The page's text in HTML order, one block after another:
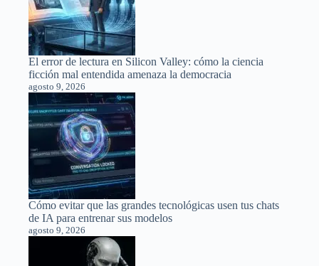
El error de lectura en Silicon Valley: cómo la ciencia
ficción mal entendida amenaza la democracia
agosto 9, 2026
Cómo evitar que las grandes tecnológicas usen tus chats
de IA para entrenar sus modelos
agosto 9, 2026